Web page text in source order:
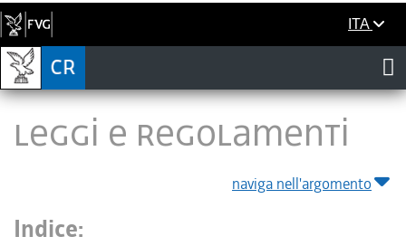
ITA
LEGGI E REGOLAMENTI
naviga nell'argomento
Indice: